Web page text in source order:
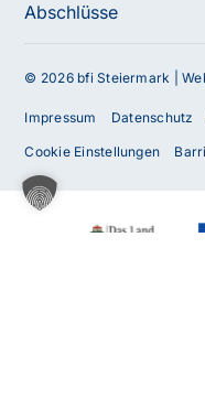
Haben Sie Fragen
Unser Team ist
Kontakt mit uns auf –
Abschlüsse
© 2026 bfi Steiermark |
Impressum Datenschutz
Cookie Einstellungen